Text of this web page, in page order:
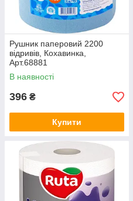
Рушник паперовий 2200
відривів, Кохавинка,
Арт.68881
В наявності
396 ₴
Купити